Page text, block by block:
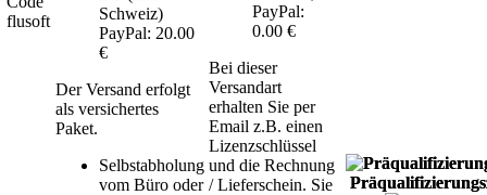
Schweiz)
PayPal: 20.00
€
Der Versand erfolgt
als versichertes
Paket.
Selbstabholung
vom Büro oder
PayPal:
0.00 €
Bei dieser
Versandart
erhalten Sie per
Email z.B. einen
Lizenzschlüssel
und die Rechnung
/ Lieferschein. Sie